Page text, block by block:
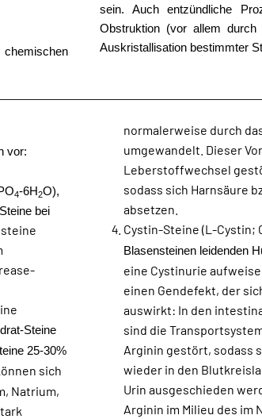
sein. Auch entzündliche
Obstruktion (vor allem durch
Auskristallisation bestimmter
vor:
4-6H2O),
bei
Steine
25-30%
sich
Natrium,
normalerweise durch
umgewandelt. Dieser
Leberstoffwechsel
sodass sich Harnsäure
absetzen.
Cystin-Steine (L-Cystin;
Blasensteinen leidenden
eine Cystinurie
einen Gendefekt, der
auswirkt: In den
sind die
Arginin gestört, sodass
wieder in den
Urin ausgeschieden
Arginin im Milieu des im